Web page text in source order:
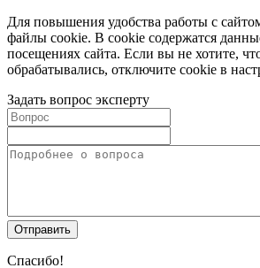
Для повышения удобства работы с
файлы cookie. В cookie содержатся
посещениях сайта. Если вы не хотите,
обрабатывались, отключите cookie в
Задать вопрос эксперту
Спасибо!